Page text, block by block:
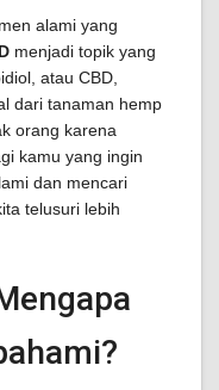
alami yang
menjadi topik yang
atau CBD,
dari tanaman hemp
orang karena
kamu yang ingin
dan mencari
telusuri lebih